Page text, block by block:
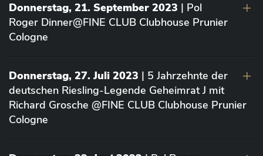
Donnerstag, 21. September 2023 | Pol
Roger Dinner@FINE CLUB Clubhouse Prunier
Cologne
Donnerstag, 27. Juli 2023 | 5 Jahrzehnte der
deutschen Riesling-Legende Geheimrat J mit
Richard Grosche @FINE CLUB Clubhouse Prunier
Cologne